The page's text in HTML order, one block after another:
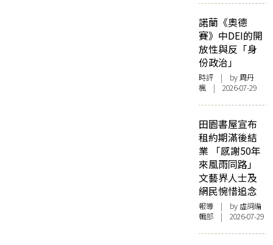
諾蘭《奧德
賽》中DEI的開
放性與反「身
份政治」
時評 | by周丹
楓 | 2026-07-29
田園書屋宣布
租約期滿後結
業 「感謝50年
來風雨同路」
文藝界人士及
網民惋惜追念
報導 | by 虛詞編
輯部 | 2026-07-29